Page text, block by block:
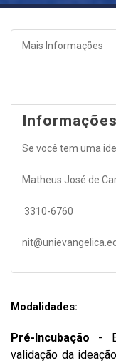
Mais Informações
Se você tem uma
Matheus José de
3310-6760
Modalidades:
Pré-Incubação -
validação da